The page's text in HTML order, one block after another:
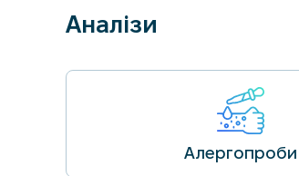
Аналізи
Алергопроби